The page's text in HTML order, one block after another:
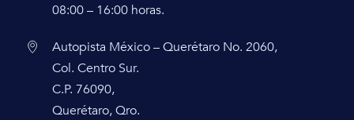
08:00 – 16:00 horas.
Autopista México – Querétaro No. 2060,
Col. Centro Sur.
C.P. 76090,
Querétaro, Qro.